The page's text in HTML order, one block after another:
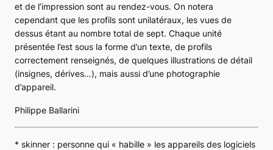
et de l’impression sont au rendez-vous. On notera
cependant que les profils sont unilatéraux, les vues de
dessus étant au nombre total de sept. Chaque unité
présentée l’est sous la forme d’un texte, de profils
correctement renseignés, de quelques illustrations de détail
(insignes, dérives…), mais aussi d’une photographie
d’appareil.
Philippe Ballarini
* skinner : personne qui « habille » les appareils des logiciels